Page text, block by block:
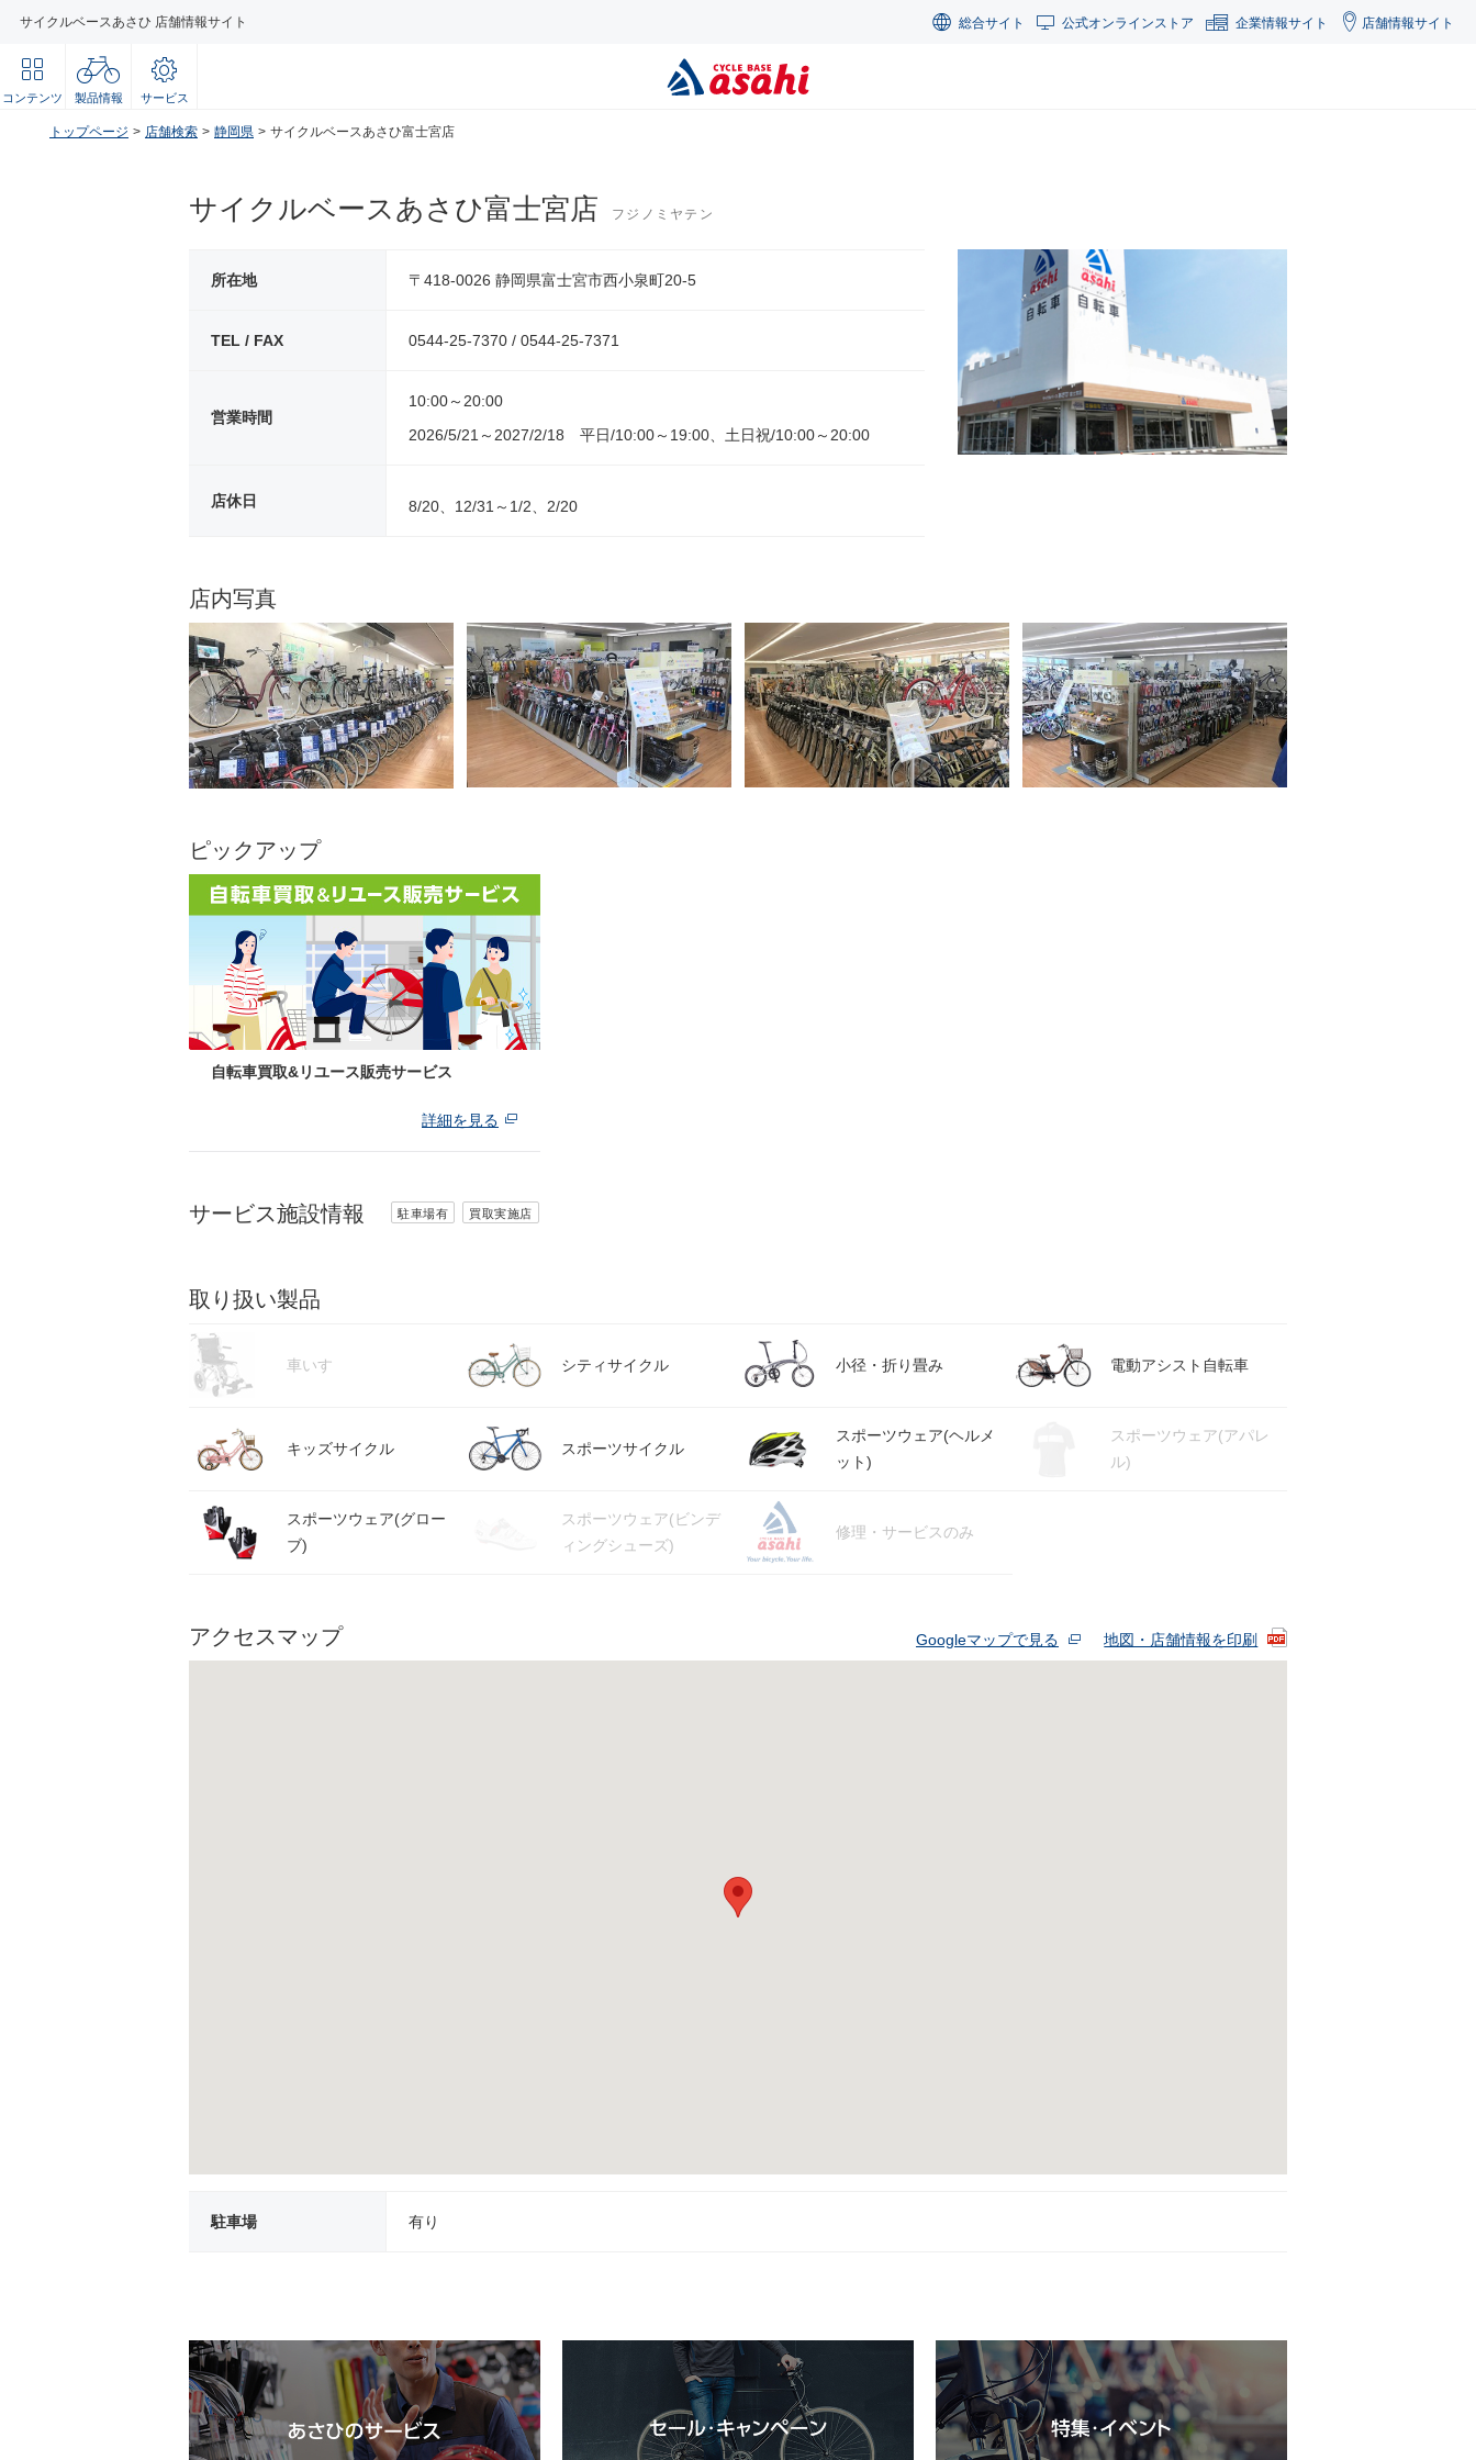
サイクルベースあさひ 店舗情報サイト 総合サイト 公式オンラインストア 企業情報サイト 店舗情報サイト
コンテンツ 製品情報 サービス
トップページ 店舗検索 静岡県 サイクルベースあさひ富士宮店
サイクルベースあさひ富士宮店 フジノミヤテン
所在地 〒418-0026 静岡県富士宮市西小泉町20-5
TEL / FAX 0544-25-7370 / 0544-25-7371
営業時間
10:00～20:00
2026/5/21～2027/2/18 平日/10:00～19:00、土日祝/10:00～20:00
店休日 8/20、12/31～1/2、2/20
店内写真
ピックアップ
自転車買取&リユース販売サービス
詳細を見る
サービス施設情報 駐車場有 買取実施店
取り扱い製品
車いす シティサイクル 小径・折り畳み 電動アシスト自転車
キッズサイクル スポーツサイクル
スポーツウェア(ヘルメ
ット)
スポーツウェア(アパレ
ル)
スポーツウェア(グロー
ブ)
スポーツウェア(ビンデ
ィングシューズ)
修理・サービスのみ
アクセスマップ Googleマップで見る 地図・店舗情報を印刷
駐車場 有り